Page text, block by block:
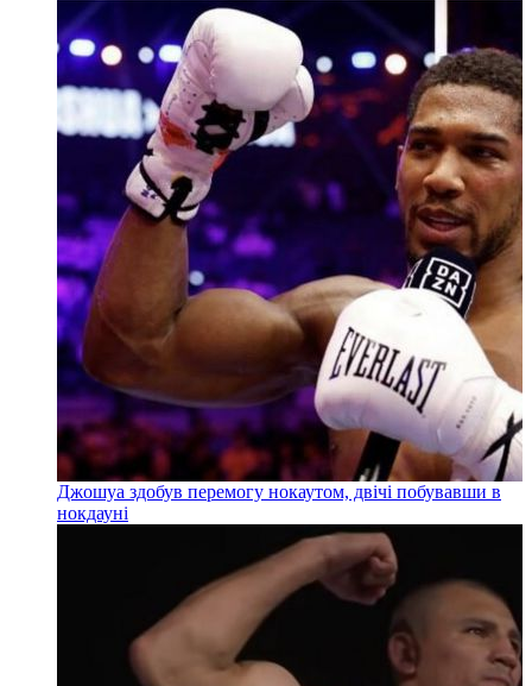
Джошуа здобув перемогу нокаутом, двічі побувавши в
нокдауні